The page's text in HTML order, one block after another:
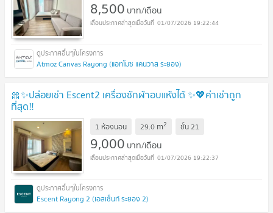
8,500 บาท/เดือน
01/07/2026 19:22:44
Atmoz Canvas Rayong (แอทโมซ แคนวาส ระยอง)
🎀✨ปล่อยเช่า Escent2 เครื่องซักผ้าอบแห้งได้ ✨💖ค่าเช่าถูก
ที่สุด‼️
1 ห้องนอน 29.0 m2 ชั้น21
9,000 บาท/เดือน
01/07/2026 19:22:37
Escent Rayong 2 (เอสเซ็นท์ ระยอง 2)